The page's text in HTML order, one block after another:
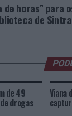
horas” para
de Sintra
de 49
drogas
Viana